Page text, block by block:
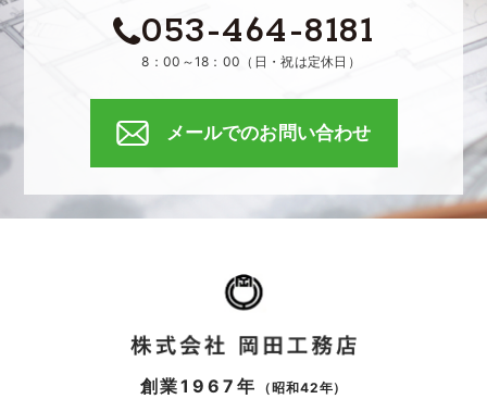
053-464-8181
8：00～18：00（日・祝は定休日）
メールでのお問い合わせ
創業1967年 （昭和42年）